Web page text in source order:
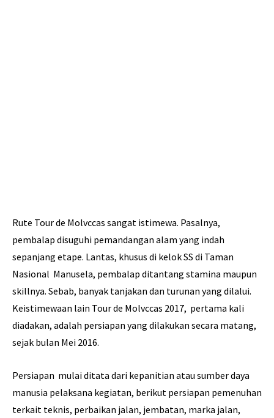
Rute Tour de Molvccas sangat istimewa. Pasalnya,
pembalap disuguhi pemandangan alam yang indah
sepanjang etape. Lantas, khusus di kelok SS di Taman
Nasional Manusela, pembalap ditantang stamina maupun
skillnya. Sebab, banyak tanjakan dan turunan yang dilalui.
Keistimewaan lain Tour de Molvccas 2017, pertama kali
diadakan, adalah persiapan yang dilakukan secara matang,
sejak bulan Mei 2016.
Persiapan mulai ditata dari kepanitian atau sumber daya
manusia pelaksana kegiatan, berikut persiapan pemenuhan
terkait teknis, perbaikan jalan, jembatan, marka jalan,